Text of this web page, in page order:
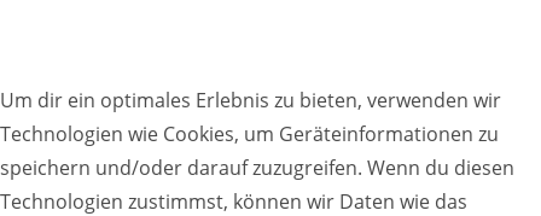
Um dir ein optimales Erlebnis zu bieten, verwenden wir
Technologien wie Cookies, um Geräteinformationen zu
speichern und/oder darauf zuzugreifen. Wenn du diesen
Technologien zustimmst, können wir Daten wie das